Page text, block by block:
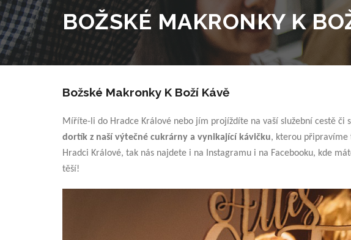
BOŽSKÉ MAKRONKY K
Božské Makronky K Boží Kávě
Míříte-li do Hradce Králové nebo jím projíždíte na vaší služební cestě či
dortík z naší výtečné cukrárny a vynikající kávičku, kterou připravíme
Hradci Králové, tak nás najdete i na Instagramu i na Facebooku, kde
těší!